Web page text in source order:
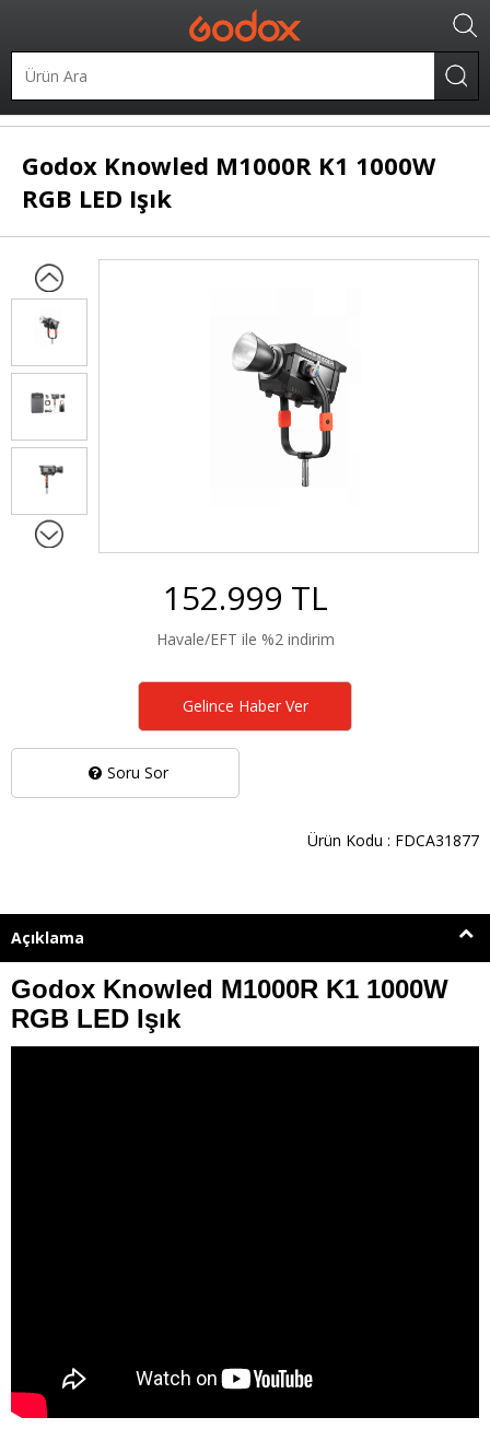
Godox Knowled M1000R K1 1000W
RGB LED Işık
Soru Sor
152.999 TL
Havale/EFT ile %2 indirim
Ürün Kodu : FDCA31877
Gelince Haber Ver
Açıklama
Godox Knowled M1000R K1 1000W
RGB LED Işık